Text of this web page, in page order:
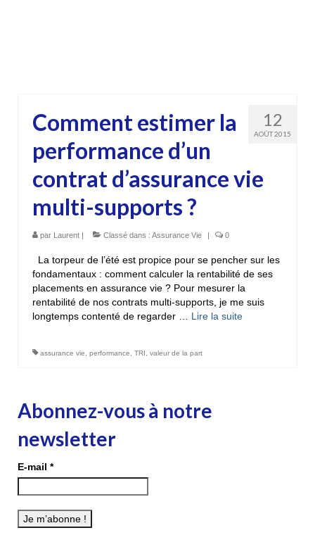
12
AOÛT 2015
Comment estimer la
performance d’un
contrat d’assurance vie
multi-supports ?
par Laurent | Classé dans : Assurance Vie | 0
La torpeur de l’été est propice pour se pencher sur les
fondamentaux : comment calculer la rentabilité de ses
placements en assurance vie ? Pour mesurer la
rentabilité de nos contrats multi-supports, je me suis
longtemps contenté de regarder … Lire la suite­­
assurance vie performance TRI valeur de la part
Abonnez-vous à notre
newsletter
E-mail *